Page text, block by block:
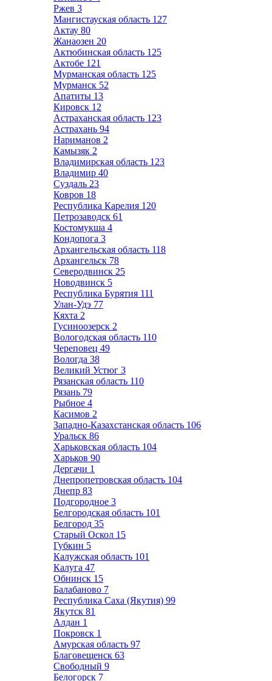
Ржев 3
Мангистауская область 127
Актау 80
Жанаозен 20
Актюбинская область 125
Актобе 121
Мурманская область 125
Мурманск 52
Апатиты 13
Кировск 12
Астраханская область 123
Астрахань 94
Нариманов 2
Камызяк 2
Владимирская область 123
Владимир 40
Суздаль 23
Ковров 18
Республика Карелия 120
Петрозаводск 61
Костомукша 4
Кондопога 3
Архангельская область 118
Архангельск 78
Северодвинск 25
Новодвинск 5
Республика Бурятия 111
Улан-Удэ 77
Кяхта 2
Гусиноозерск 2
Вологодская область 110
Череповец 49
Вологда 38
Великий Устюг 3
Рязанская область 110
Рязань 79
Рыбное 4
Касимов 2
Западно-Казахстанская область 106
Уральск 86
Харьковская область 104
Харьков 90
Дергачи 1
Днепропетровская область 104
Днепр 83
Подгородное 3
Белгородская область 101
Белгород 35
Старый Оскол 15
Губкин 5
Калужская область 101
Калуга 47
Обнинск 15
Балабаново 7
Республика Саха (Якутия) 99
Якутск 81
Алдан 1
Покровск 1
Амурская область 97
Благовещенск 63
Свободный 9
Белогорск 7